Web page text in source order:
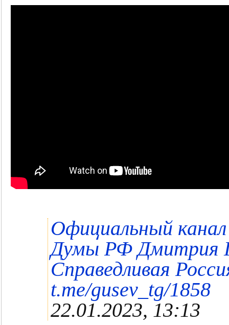
Официальный
Думы РФ Дмитрия
Справедливая
t.me/gusev_tg/1858
22.01.2023, 13:13